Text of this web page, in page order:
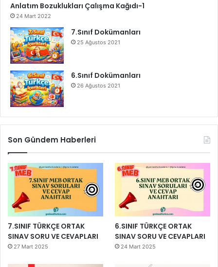
Anlatım Bozuklukları Çalışma Kağıdı-1
24 Mart 2022
7.Sınıf Dokümanları
25 Ağustos 2021
6.Sınıf Dokümanları
26 Ağustos 2021
Son Gündem Haberleri
7.SINIF TÜRKÇE ORTAK
SINAV SORU VE CEVAPLARI
27 Mart 2025
6.SINIF TÜRKÇE ORTAK
SINAV SORU VE CEVAPLARI
24 Mart 2025